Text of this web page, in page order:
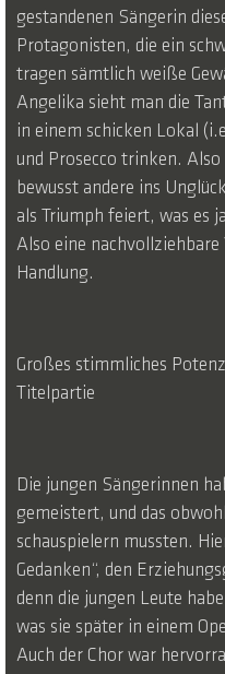
gestandenen Sängerin
Protagonisten, die ein
tragen sämtlich weiße
Angelika sieht man die
in einem schicken Lokal
und Prosecco trinken.
bewusst andere ins
als Triumph feiert, was es
Also eine
Handlung.
Großes stimmliches
Titelpartie
Die jungen Sängerinnen
gemeistert, und das
schauspielern mussten.
Gedanken“, den
denn die jungen Leute
was sie später in einem
Auch der Chor war